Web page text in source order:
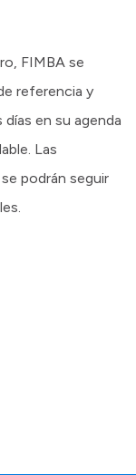
FIMBA se
referencia y
en su agenda
Las
podrán seguir